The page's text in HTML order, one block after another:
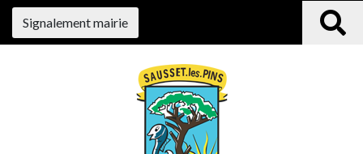
Signalement mairie